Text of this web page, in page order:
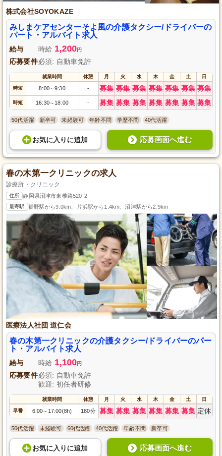
株式会社SOYOKAZE
みしまケアセンターそよ風の介護タクシー/ドライバーの
パート・アルバイト求人
給与 時給 1,200円
応募要件必須: 自動車免許
就業時間 休憩 月 火 水 木 金 土 日
時短 8:00～9:30 - 募集 募集 募集 募集 募集 募集 募集
時短 16:30～ 18:00 - 募集 募集 募集 募集 募集 募集 募集
50代活躍 新卒可 未経験可 年齢不問 学歴不問 40代活躍
お気に入り に追加 応募画面へ進む
春の木第一クリニックの求人
診療所・クリニック
住所 静岡県沼津市東椎路520-2
最寄駅 裾野駅から9.0km、片浜駅から1.4km、沼津駅から2.9km
医療法人社団 道仁会
春の木第一クリニックの介護タクシー/ドライバーのパー
ト・アルバイト求人
給与 時給 1,100円
応募要件必須: 自動車免許
歓迎: 初任者研修
就業時間 休憩 月 火 水 木 金 土 日
早番 6:00～ 17:00(8h) 180分 募集 募集 募集 募集 募集 募集 定休
50代活躍 未経験可 60代活躍 40代活躍 年齢不問 新卒可
お気に入り に追加 応募画面へ進む